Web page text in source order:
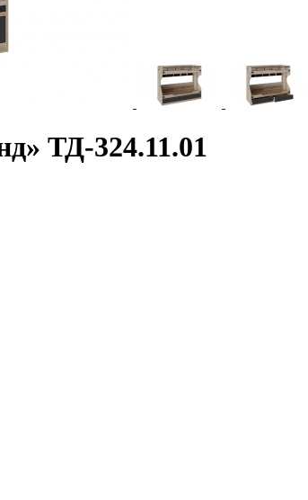
ТД-324.11.01